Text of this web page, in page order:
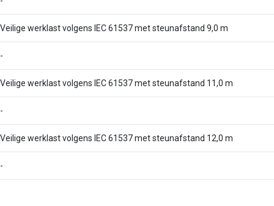
Veilige werklast volgens IEC 61537 met steunafstand 9,0 m
-
Veilige werklast volgens IEC 61537 met steunafstand 11,0 m
-
Veilige werklast volgens IEC 61537 met steunafstand 12,0 m
-